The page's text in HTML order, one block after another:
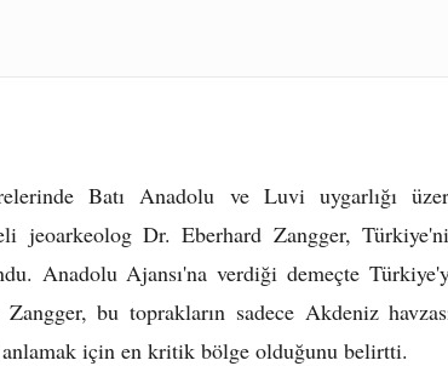
Batı Anadolu ve Luvi uygarlığı
jeoarkeolog Dr. Eberhard Zangger,
Anadolu Ajansı'na verdiği demeçte
bu toprakların sadece Akdeniz
için en kritik bölge olduğunu belirtti.